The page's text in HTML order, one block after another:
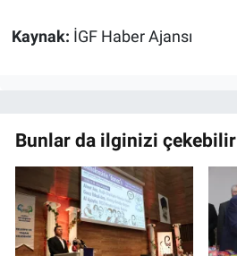
Kaynak: İGF Haber Ajansı
Bunlar da ilginizi çekebilir